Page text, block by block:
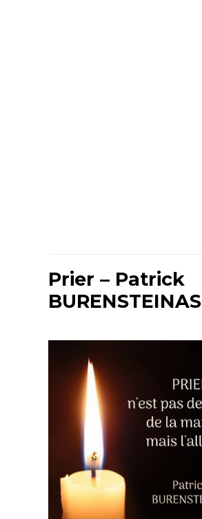
Prier – Patrick
BURENSTEINAS